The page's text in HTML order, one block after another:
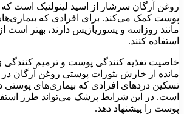
روغن آرگان سرشار از اسید لینولئیک است که
پوست کمک می‌کند. برای افرادی که
مانند روزاسه و پسوریازیس دارند، بهتر است
استفاده کنند.
خاصیت تغذیه کنندگی پوست و ترمیم کنندگی
مانده از خارش بثورات پوستی روغن آرگان
تسکین دردهای افرادی که بیماری‌های پوستی
است. در این شرایط پزشک می‌تواند طرز
پوست را پیشنهاد دهد.